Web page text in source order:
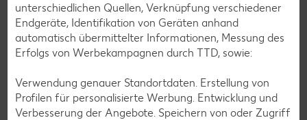
unterschiedlichen Quellen, Verknüpfung verschiedener
Endgeräte, Identifikation von Geräten anhand
automatisch übermittelter Informationen, Messung des
Erfolgs von Werbekampagnen durch TTD, sowie:
Verwendung genauer Standortdaten. Erstellung von
Profilen für personalisierte Werbung. Entwicklung und
Verbesserung der Angebote. Speichern von oder Zugriff